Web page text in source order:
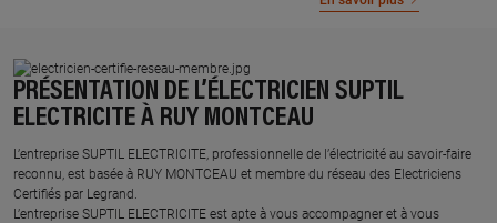
PRÉSENTATION DE L’ÉLECTRICIEN SUPTIL
ELECTRICITE À RUY MONTCEAU
L’entreprise SUPTIL ELECTRICITE, professionnelle de l’électricité au savoir-faire
reconnu, est basée à RUY MONTCEAU et membre du réseau des Electriciens
Certifiés par Legrand.​
L’entreprise SUPTIL ELECTRICITE est apte à vous accompagner et à vous